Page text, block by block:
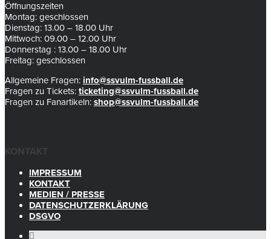
Öffnungszeiten
Montag: geschlossen
Dienstag: 13.00 – 18.00 Uhr
Mittwoch: 09.00 – 12.00 Uhr
Donnerstag : 13.00 – 18.00 Uhr
Freitag: geschlossen
Allgemeine Fragen: info@ssvulm-fussball.de
Fragen zu Tickets: ticketing@ssvulm-fussball.de
Fragen zu Fanartikeln: shop@ssvulm-fussball.de
KONTAKT
IMPRESSUM
KONTAKT
MEDIEN / PRESSE
DATENSCHUTZERKLÄRUNG
DSGVO